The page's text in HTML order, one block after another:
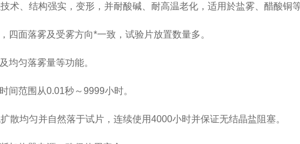
术、结构强实，变形，并耐酸碱、耐高温老化，适用於盐雾、醋酸铜
四面落雾及受雾方向*一致，试验片放置数量多。
均匀落雾量等功能。
间范围从0.01秒～9999小时。
散均匀并自然落于试片，连续使用4000小时并保证无结晶盐阻塞。